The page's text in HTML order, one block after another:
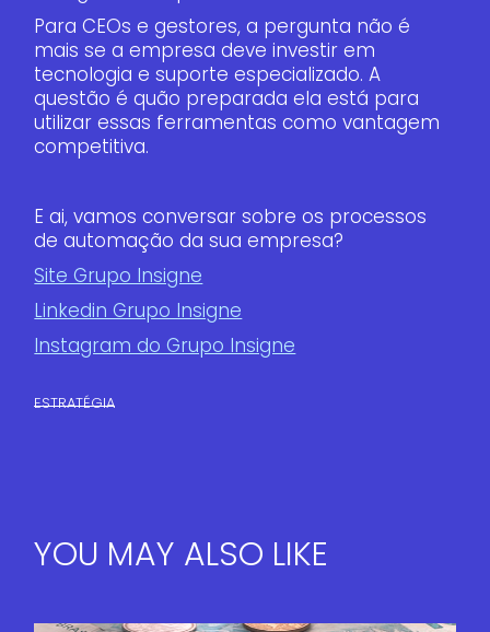
Para CEOs e gestores, a pergunta não é
mais se a empresa deve investir em
tecnologia e suporte especializado. A
questão é quão preparada ela está para
utilizar essas ferramentas como vantagem
competitiva.
E ai, vamos conversar sobre os processos
de automação da sua empresa?
Site Grupo Insigne
Linkedin Grupo Insigne
Instagram do Grupo Insigne
ESTRATÉGIA
YOU MAY ALSO LIKE